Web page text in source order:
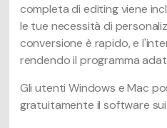
completa di editing viene
le tue necessità di
conversione è rapido, e
rendendo il programma
Gli utenti Windows e Mac
gratuitamente il software